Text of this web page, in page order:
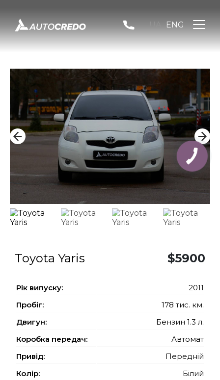
ENG
Toyota Yaris $5900
Рiк випуску:
2011
Пробіг:
178 тис. км.
Двигун:
Бензин 1.3 л.
Коробка передач:
Автомат
Привід:
Передній
Колір:
Білий